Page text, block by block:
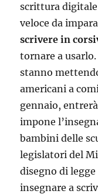
scrittura
veloce da
scrivere in
tornare a
stanno
americani a
gennaio,
impone
bambini delle
legislatori del
disegno di
insegnare a